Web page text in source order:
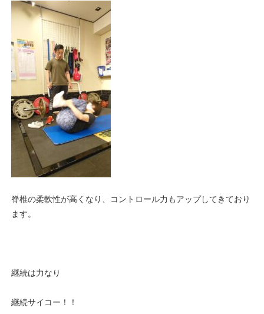
脊椎の柔軟性が高くなり、コントロール力もアップしてきており
ます。
継続は力なり
継続サイコー！！